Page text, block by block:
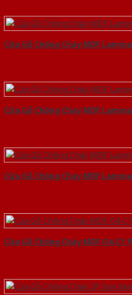
Cửa Gỗ Chống Cháy MDF
Cửa Gỗ Chống Cháy MDF
Cửa Gỗ Chống Cháy MDF
Cửa Gỗ Chống Cháy MDF O4-C1